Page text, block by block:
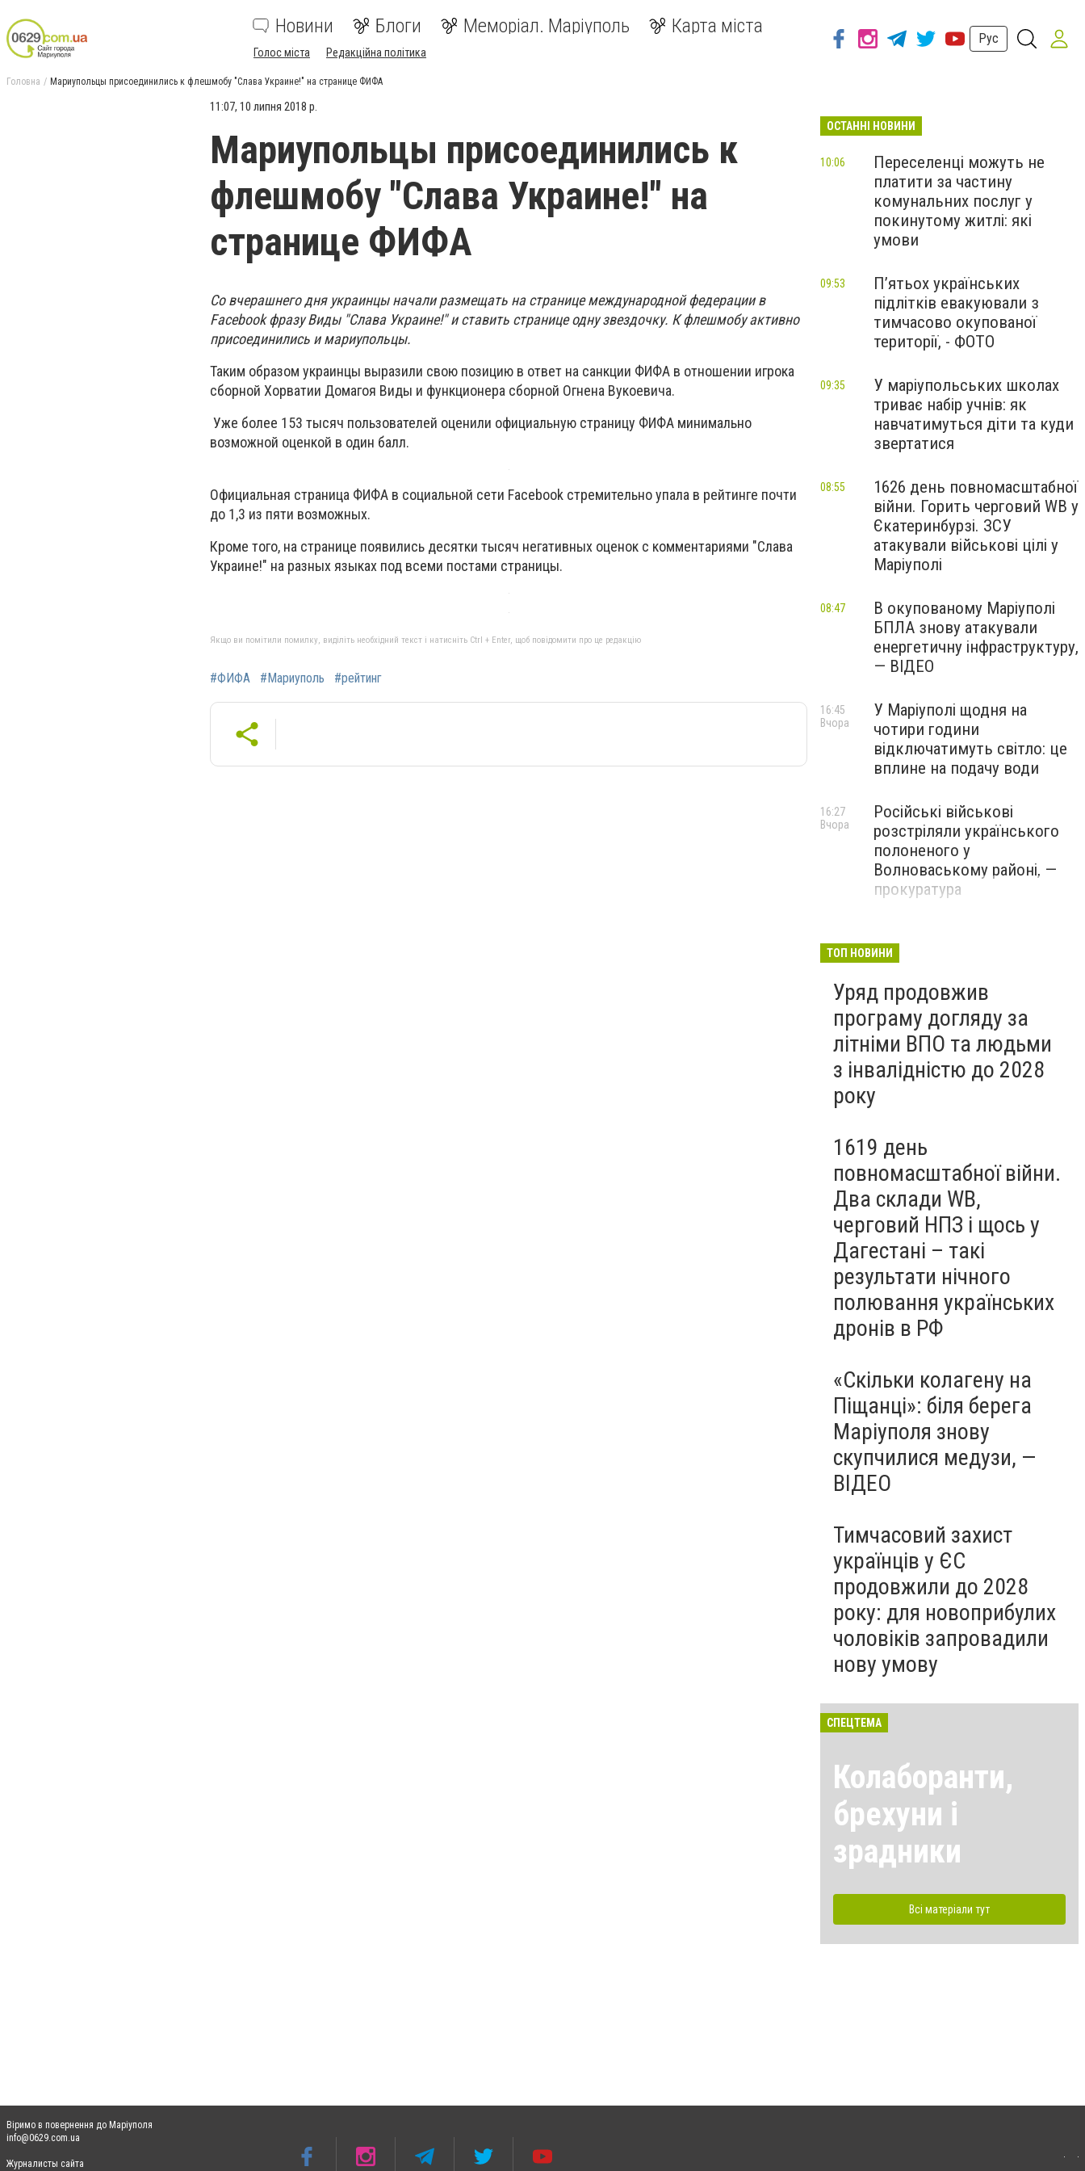
Новини Блоги Меморіал. Маріуполь Карта міста
Голос міста Редакційна політика
Рус
Головна Мариупольцы присоединились к флешмобу "Слава Украине!" на странице ФИФА
11:07, 10 липня 2018 р.
Мариупольцы присоединились к
флешмобу "Слава Украине!" на
странице ФИФА
Со вчерашнего дня украинцы начали размещать на странице международной федерации в
Facebook фразу Виды "Слава Украине!" и ставить странице одну звездочку. К флешмобу активно
присоединились и мариупольцы.
Таким образом украинцы выразили свою позицию в ответ на санкции ФИФА в отношении игрока
сборной Хорватии Домагоя Виды и функционера сборной Огнена Вукоевича.
Уже более 153 тысяч пользователей оценили официальную страницу ФИФА минимально
возможной оценкой в один балл.
Официальная страница ФИФА в социальной сети Facebook стремительно упала в рейтинге почти
до 1,3 из пяти возможных.
Кроме того, на странице появились десятки тысяч негативных оценок с комментариями "Слава
Украине!" на разных языках под всеми постами страницы.
Якщо ви помітили помилку, виділіть необхідний текст і натисніть Ctrl + Enter, щоб повідомити про це редакцію
#ФИФА #Мариуполь #рейтинг
ОСТАННІ НОВИНИ
Переселенці можуть не
платити за частину
комунальних послуг у
покинутому житлі: які
умови
10:06
П’ятьох українських
підлітків евакуювали з
тимчасово окупованої
території, - ФОТО
09:53
У маріупольських школах
триває набір учнів: як
навчатимуться діти та куди
звертатися
09:35
1626 день повномасштабної
війни. Горить черговий WB у
Єкатеринбурзі. ЗСУ
атакували військові цілі у
Маріуполі
08:55
В окупованому Маріуполі
БПЛА знову атакували
енергетичну інфраструктуру,
— ВІДЕО
08:47
У Маріуполі щодня на
чотири години
відключатимуть світло: це
вплине на подачу води
16:45
Вчора
Російські військові
розстріляли українського
полоненого у
Волноваському районі, —
прокуратура
16:27
Вчора
адміністрація оскаржує
судами право власності на
житло
Вчора
ТОП НОВИНИ
Уряд продовжив
програму догляду за
літніми ВПО та людьми
з інвалідністю до 2028
року
1619 день
повномасштабної війни.
Два склади WB,
черговий НПЗ і щось у
Дагестані – такі
результати нічного
полювання українських
дронів в РФ
«Скільки колагену на
Піщанці»: біля берега
Маріуполя знову
скупчилися медузи, —
ВІДЕО
Тимчасовий захист
українців у ЄС
продовжили до 2028
року: для новоприбулих
чоловіків запровадили
нову умову
СПЕЦТЕМА
Колаборанти,
брехуни і
зрадники
Всі матеріали тут
Віримо в повернення до Маріуполя
info@0629.com.ua
Журналисты сайта